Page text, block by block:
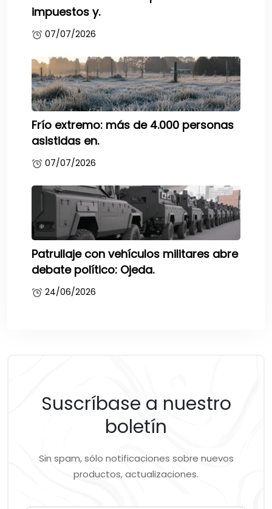
impuestos y.
07/07/2026
Frío extremo: más de 4.000 personas
asistidas en.
07/07/2026
Patrullaje con vehículos militares abre
debate político: Ojeda.
24/06/2026
Suscríbase a nuestro
boletín
Sin spam, sólo notificaciones sobre nuevos
productos, actualizaciones.